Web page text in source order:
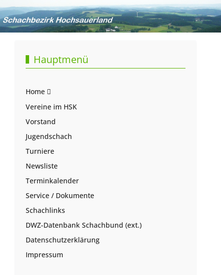
Hauptmenü
Home
Vereine im HSK
Vorstand
Jugendschach
Turniere
Newsliste
Terminkalender
Service / Dokumente
Schachlinks
DWZ-Datenbank Schachbund (ext.)
Datenschutzerklärung
Impressum